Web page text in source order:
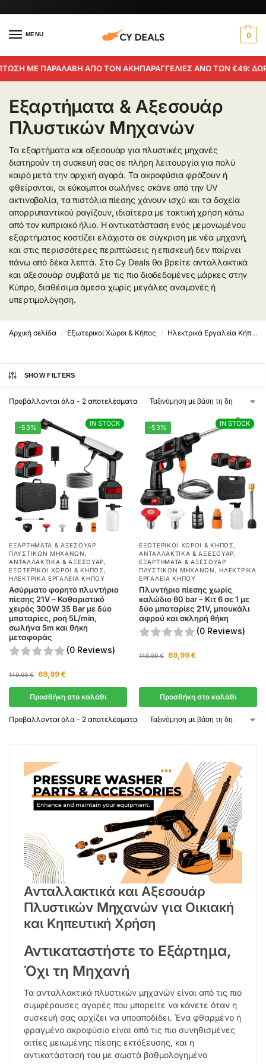
MENU 0
ΜΕ ΠΑΡΑΛΑΒΗ ΑΠΟ ΤΟΝ ΑΚΗΠΑΡΑΓΓΕΛΙΕΣ ΑΝΩ ΤΩΝ €49:
Εξαρτήματα & Αξεσουάρ
Πλυστικών Μηχανών
Τα εξαρτήματα και αξεσουάρ για πλυστικές μηχανές
διατηρούν τη συσκευή σας σε πλήρη λειτουργία για πολύ
καιρό μετά την αρχική αγορά. Τα ακροφύσια φράζουν ή
φθείρονται, οι εύκαμπτοι σωλήνες σκάνε από την UV
ακτινοβολία, τα πιστόλια πίεσης χάνουν ισχύ και τα δοχεία
απορρυπαντικού ραγίζουν, ιδιαίτερα με τακτική χρήση κάτω
από τον κυπριακό ήλιο. Η αντικατάσταση ενός μεμονωμένου
εξαρτήματος κοστίζει ελάχιστα σε σύγκριση με νέα μηχανή,
και στις περισσότερες περιπτώσεις η επισκευή δεν παίρνει
πάνω από δέκα λεπτά. Στο Cy Deals θα βρείτε ανταλλακτικά
και αξεσουάρ συμβατά με τις πιο διαδεδομένες μάρκες στην
Κύπρο, διαθέσιμα άμεσα χωρίς μεγάλες αναμονές ή
υπερτιμολόγηση.
Αρχική σελίδα / Εξωτερικοί Χώροι & Κήπος / Ηλεκτρικά Εργαλεία Κήπου
SHOW FILTERS
Προβάλλονται όλα - 2 αποτελέσματα
IN STOCK
-53% IN STOCK
ΕΞΑΡΤΉΜΑΤΑ & ΑΞΕΣΟΥΆΡ
ΠΛΥΣΤΙΚΏΝ ΜΗΧΑΝΏΝ ,
ΑΝΤΑΛΛΑΚΤΙΚΆ & ΑΞΕΣΟΥΆΡ,
ΕΞΩΤΕΡΙΚΟΊ ΧΏΡΟΙ & ΚΉΠΟΣ ,
ΗΛΕΚΤΡΙΚΆ ΕΡΓΑΛΕΊΑ ΚΉΠΟΥ
Ασύρματο φορητό πλυντήριο
πίεσης 21V – Καθαριστικό
χειρός 300W 35 Bar με δύο
μπαταρίες, ροή 5L/min,
σωλήνα 5m και θήκη
μεταφοράς
(0 Reviews)
149,99€ 69,99 €
Προσθήκη στο καλάθι
IN STOCK
-53% IN STOCK
ΕΞΩΤΕΡΙΚΟΊ ΧΏΡΟΙ & ΚΉΠΟΣ ,
ΑΝΤΑΛΛΑΚΤΙΚΆ & ΑΞΕΣΟΥΆΡ,
ΕΞΑΡΤΉΜΑΤΑ & ΑΞΕΣΟΥΆΡ
ΠΛΥΣΤΙΚΏΝ ΜΗΧΑΝΏΝ ,ΗΛΕΚΤΡΙΚΆ
ΕΡΓΑΛΕΊΑ ΚΉΠΟΥ
Πλυντήριο πίεσης χωρίς
καλώδιο 60 bar – Κιτ 6 σε 1 με
δύο μπαταρίες 21V, μπουκάλι
αφρού και σκληρή θήκη
(0 Reviews)
149,99€ 69,99 €
Προσθήκη στο καλάθι
Προβάλλονται όλα - 2 αποτελέσματα
Ανταλλακτικά και Αξεσουάρ
Πλυστικών Μηχανών για Οικιακή
και Κηπευτική Χρήση
Αντικαταστήστε το Εξάρτημα,
Όχι τη Μηχανή
Τα ανταλλακτικά πλυστικών μηχανών είναι από τις πιο
συμφέρουσες αγορές που μπορείτε να κάνετε όταν η
συσκευή σας αρχίζει να υποαποδίδει. Ένα φθαρμένο ή
φραγμένο ακροφύσιο είναι από τις πιο συνηθισμένες
αιτίες μειωμένης πίεσης εκτόξευσης, και η
αντικατάστασή του με σωστά βαθμολογημένο